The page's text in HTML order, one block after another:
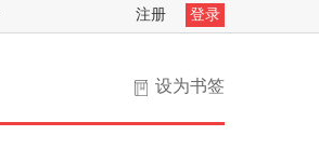
注册 登录
设为书签